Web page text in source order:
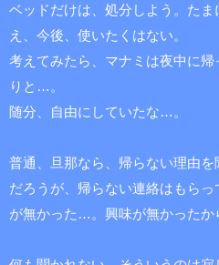
ベッドだけは、処分しよう。た
え、今後、使いたくはない。
考えてみたら、マナミは夜中に
りと…。
随分、自由にしていたな…。
普通、旦那なら、帰らない理由
だろうが、帰らない連絡はもら
が無かった…。興味が無かったか